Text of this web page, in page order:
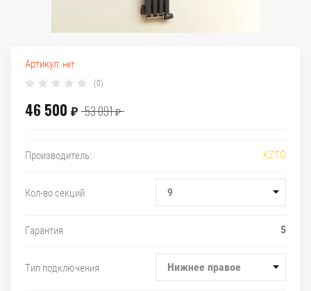
Артикул: нет
(0)
46 500 ₽ 53 091₽
Производитель: KZTO
Кол-во секций 9
Гарантия 5
Тип подключения Нижнее правое